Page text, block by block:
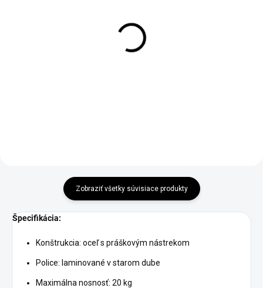
Rustikálny nočný stolík v
Zobraziť všetky súvisiace produkty
Špecifikácia:
Konštrukcia: oceľ s práškovým nástrekom
Police: laminované v starom dube
Maximálna nosnosť: 20 kg